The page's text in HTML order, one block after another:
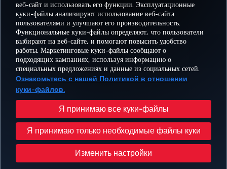
веб-сайт и использовать его функции. Эксплуатационные
куки-файлы анализируют использование веб-сайта
пользователями и улучшают его производительность.
Функциональные куки-файлы определяют, что пользователи
выбирают на веб-сайте, и помогают повысить удобство
работы. Маркетинговые куки-файлы сообщают о
подходящих кампаниях, используя информацию о
специальных предложениях и данные из социальных сетей.
Ознакомьтесь с нашей Политикой в отношении
куки-файлов.
Я принимаю все куки-файлы
Я принимаю только необходимые файлы куки
Изменить настройки
Facebook
TwitterInstagram
YouTubeLinkedIn
TikTokБлогPinterest
БРОНИРУЙТЕ И
УПРАВЛЯЙТЕ
БРОНИРОВАНИЕМ
ВПЕЧАТЛЕНИЕ
ПРЕДЛОЖЕНИЯ
И
НАПРАВЛЕНИЯ
ПОМОЩЬ
Политика конфиденциальности и куки-файлы Правовое уведомление
Изменить настройки куки-файлов План обслуживания клиента Министерства транспорта США
Права субъектов данных в ЕС
© Turkish Airlines, 1996 – 2026 гг.